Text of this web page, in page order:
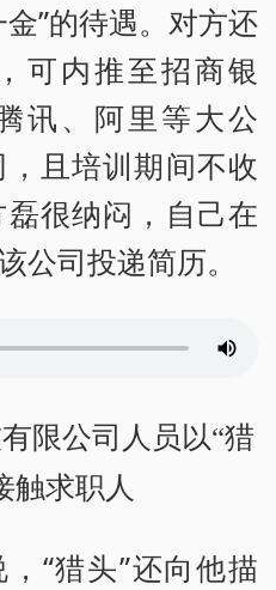
”的待遇。对方还
可内推至招商银
讯、阿里等大公
且培训期间不收
很纳闷，自己在
公司投递简历。
限公司人员以“猎
触求职人
“猎头”还向他描